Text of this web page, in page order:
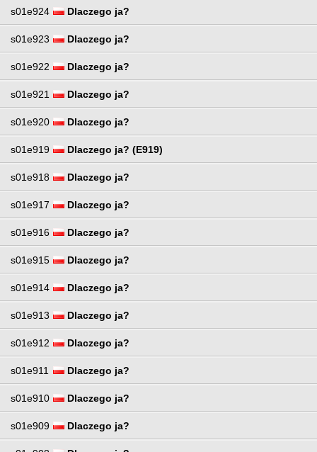
s01e924 Dlaczego ja?
s01e923 Dlaczego ja?
s01e922 Dlaczego ja?
s01e921 Dlaczego ja?
s01e920 Dlaczego ja?
s01e919 Dlaczego ja? (E919)
s01e918 Dlaczego ja?
s01e917 Dlaczego ja?
s01e916 Dlaczego ja?
s01e915 Dlaczego ja?
s01e914 Dlaczego ja?
s01e913 Dlaczego ja?
s01e912 Dlaczego ja?
s01e911 Dlaczego ja?
s01e910 Dlaczego ja?
s01e909 Dlaczego ja?